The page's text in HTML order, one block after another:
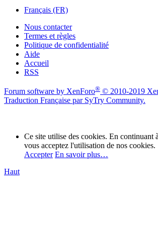
Français (FR)
Nous contacter
Termes et règles
Politique de confidentialité
Aide
Accueil
RSS
Forum software by XenForo® © 2010-2019
Traduction Française par SyTry Community.
Ce site utilise des cookies. En continuant
vous acceptez l'utilisation de nos cookies.
Accepter En savoir plus…
Haut